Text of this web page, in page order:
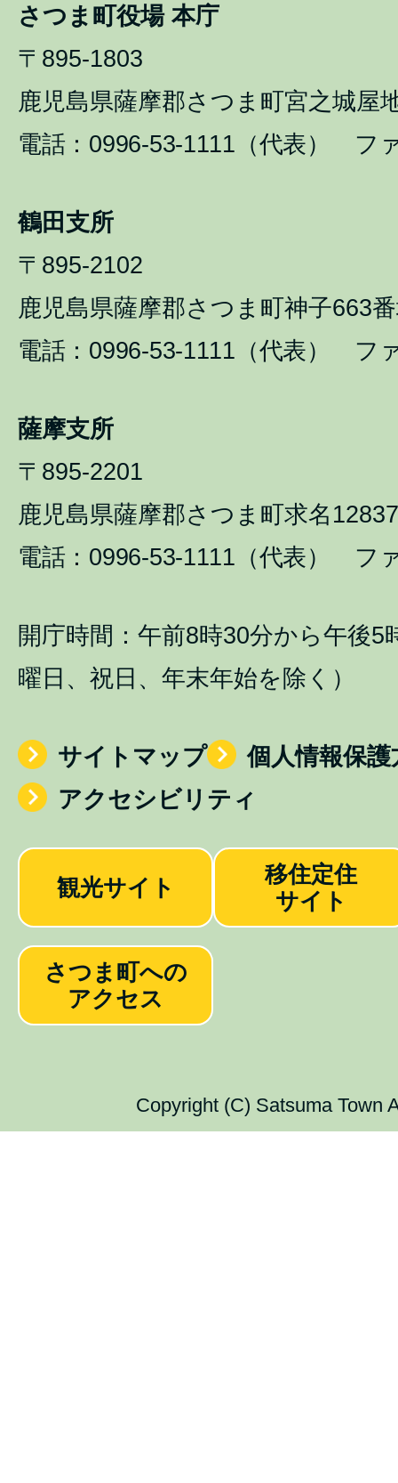
さつま町役場 本庁
〒895-1803
鹿児島県薩摩郡さつま町宮之城屋
電話：0996-53-1111（代表） フ
鶴田支所
〒895-2102
鹿児島県薩摩郡さつま町神子663
電話：0996-53-1111（代表） フ
薩摩支所
〒895-2201
鹿児島県薩摩郡さつま町求名
電話：0996-53-1111（代表） フ
開庁時間：午前8時30分から午後5
曜日、祝日、年末年始を除く）
サイトマップ
個人情報保護
アクセシビリティ
観光サイト
移住定住
サイト
さつま町への
アクセス
Copyright (C) Satsuma Town